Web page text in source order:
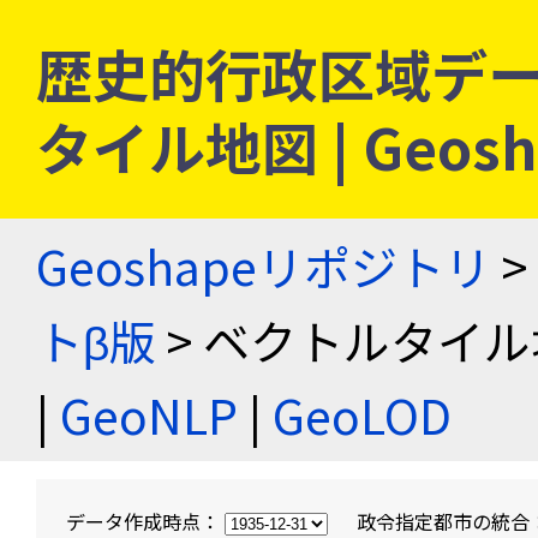
歴史的行政区域デ
タイル地図 |
Geoshapeリポジトリ >
トβ版 > ベクトルタイ
| GeoNLP | GeoLOD
データ作成時点： 政令指定都市の統